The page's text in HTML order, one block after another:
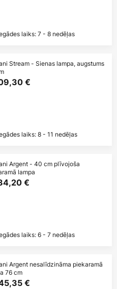
laiks: 7 - 8 nedēļas
Stream - Sienas lampa, augstums
€
laiks: 8 - 11 nedēļas
Argent - 40 cm plīvojoša
lampa
€
laiks: 6 - 7 nedēļas
Argent nesalīdzināma piekaramā
76 cm
€